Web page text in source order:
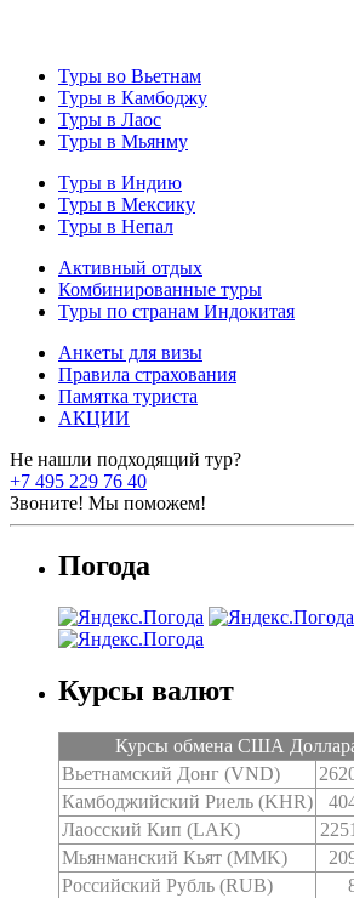
Туры во Вьетнам
Туры в Камбоджу
Туры в Лаос
Туры в Мьянму
Туры в Индию
Туры в Мексику
Туры в Непал
Активный отдых
Комбинированные туры
Туры по странам Индокитая
Анкеты для визы
Правила страхования
Памятка туриста
АКЦИИ
Не нашли подходящий тур?
+7 495 229 76 40
Звоните! Мы поможем!
Погода
Курсы валют
Курсы обмена США
Вьетнамский Донг (VND)
Камбоджийский Риель (KHR)
Лаосский Кип (LAK)
Мьянманский Кьят (MMK)
Российский Рубль (RUB)